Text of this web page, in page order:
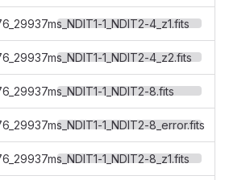
1_NDIT2-4_z1.fits
1_NDIT2-4_z2.fits
1_NDIT2-8.fits
1_NDIT2-8_error.fits
1_NDIT2-8_z1.fits